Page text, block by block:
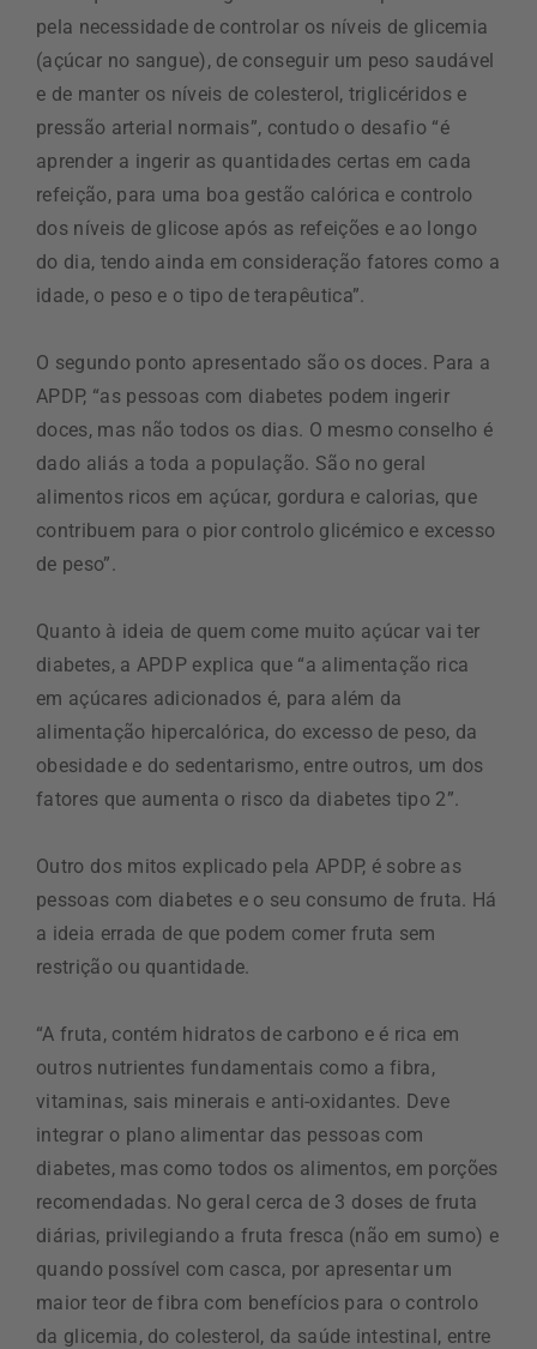
pela necessidade de controlar os níveis de glicemia
(açúcar no sangue), de conseguir um peso saudável
e de manter os níveis de colesterol, triglicéridos e
pressão arterial normais”, contudo o desafio “é
aprender a ingerir as quantidades certas em cada
refeição, para uma boa gestão calórica e controlo
dos níveis de glicose após as refeições e ao longo
do dia, tendo ainda em consideração fatores como a
idade, o peso e o tipo de terapêutica”.
O segundo ponto apresentado são os doces. Para a
APDP, “as pessoas com diabetes podem ingerir
doces, mas não todos os dias. O mesmo conselho é
dado aliás a toda a população. São no geral
alimentos ricos em açúcar, gordura e calorias, que
contribuem para o pior controlo glicémico e excesso
de peso”.
Quanto à ideia de quem come muito açúcar vai ter
diabetes, a APDP explica que “a alimentação rica
em açúcares adicionados é, para além da
alimentação hipercalórica, do excesso de peso, da
obesidade e do sedentarismo, entre outros, um dos
fatores que aumenta o risco da diabetes tipo 2”.
Outro dos mitos explicado pela APDP, é sobre as
pessoas com diabetes e o seu consumo de fruta. Há
a ideia errada de que podem comer fruta sem
restrição ou quantidade.
“A fruta, contém hidratos de carbono e é rica em
outros nutrientes fundamentais como a fibra,
vitaminas, sais minerais e anti-oxidantes. Deve
integrar o plano alimentar das pessoas com
diabetes, mas como todos os alimentos, em porções
recomendadas. No geral cerca de 3 doses de fruta
diárias, privilegiando a fruta fresca (não em sumo) e
quando possível com casca, por apresentar um
maior teor de fibra com benefícios para o controlo
da glicemia, do colesterol, da saúde intestinal, entre